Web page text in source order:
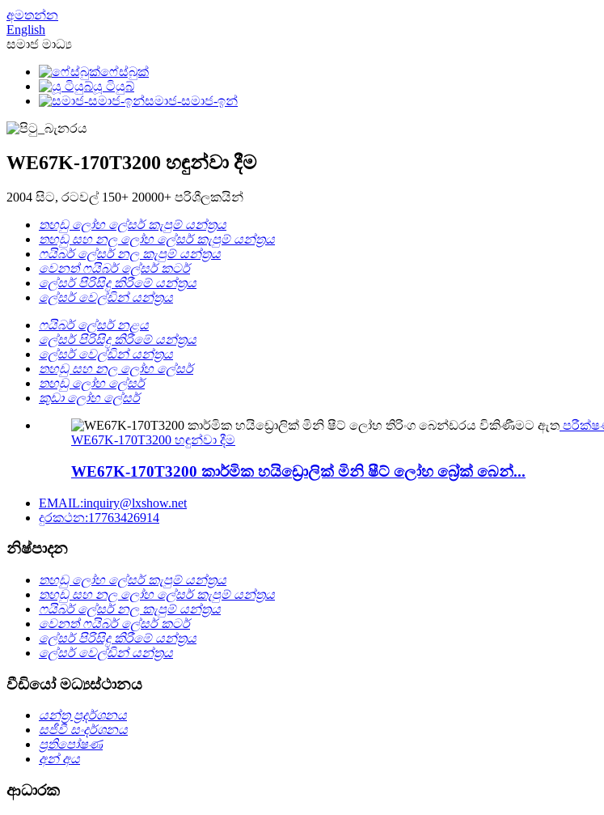
අමතන්න
English
සමාජ මාධ්‍ය
ෆේස්බුක්
යූ ටියුබ්
සමාජ-සමාජ-ඉන්
WE67K-170T3200 හඳුන්වා දීම
2004 සිට, රටවල් 150+ 20000+ පරිශීලකයින්
තහඩු ලෝහ ලේසර් කැපුම් යන්ත්‍රය
තහඩු සහ නල ලෝහ ලේසර් කැපුම් යන්ත්‍රය
ෆයිබර් ලේසර් නල කැපුම් යන්ත්‍රය
වෙනත් ෆයිබර් ලේසර් කටර්
ලේසර් පිරිසිදු කිරීමේ යන්ත්‍රය
ලේසර් වෙල්ඩින් යන්ත්‍රය
ෆයිබර් ලේසර් නළය
ලේසර් පිරිසිදු කිරීමේ යන්ත්‍රය
ලේසර් වෙල්ඩින් යන්ත්‍රය
තහඩු සහ නල ලෝහ ලේසර්
තහඩු ලෝහ ලේසර්
කුඩා ලෝහ ලේසර්
WE67K-170T3200 හඳුන්වා දීම
WE67K-170T3200 කාර්මික හයිඩ්‍රොලික් මිනි ෂීට් ලෝහ බ්‍රේක් බෙන්...
EMAIL:inquiry@lxshow.net
දුරකථන:17763426914
නිෂ්පාදන
තහඩු ලෝහ ලේසර් කැපුම් යන්ත්‍රය
තහඩු සහ නල ලෝහ ලේසර් කැපුම් යන්ත්‍රය
ෆයිබර් ලේසර් නල කැපුම් යන්ත්‍රය
වෙනත් ෆයිබර් ලේසර් කටර්
ලේසර් පිරිසිදු කිරීමේ යන්ත්‍රය
ලේසර් වෙල්ඩින් යන්ත්‍රය
වීඩියෝ මධ්‍යස්ථානය
යන්ත්‍ර ප්‍රදර්ශනය
සජීවී සංදර්ශනය
ප්‍රතිපෝෂණ
අන් අය
ආධාරක